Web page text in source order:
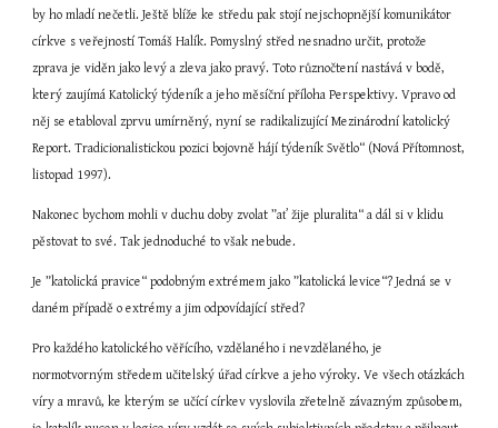
by ho mladí nečetli. Ještě blíže ke středu pak stojí nejschopnější komunikátor
církve s veřejností Tomáš Halík. Pomyslný střed nesnadno určit, protože
zprava je viděn jako levý a zleva jako pravý. Toto různočtení nastává v bodě,
který zaujímá Katolický týdeník a jeho měsíční příloha Perspektivy. Vpravo od
něj se etabloval zprvu umírněný, nyní se radikalizující Mezinárodní katolický
Report. Tradicionalistickou pozici bojovně hájí týdeník Světlo“ (Nová Přítomnost,
listopad 1997).
Nakonec bychom mohli v duchu doby zvolat ”ať žije pluralita“ a dál si v klidu
pěstovat to své. Tak jednoduché to však nebude.
Je ”katolická pravice“ podobným extrémem jako ”katolická levice“? Jedná se v
daném případě o extrémy a jim odpovídající střed?
Pro každého katolického věřícího, vzdělaného i nevzdělaného, je
normotvorným středem učitelský úřad církve a jeho výroky. Ve všech otázkách
víry a mravů, ke kterým se učící církev vyslovila zřetelně závazným způsobem,